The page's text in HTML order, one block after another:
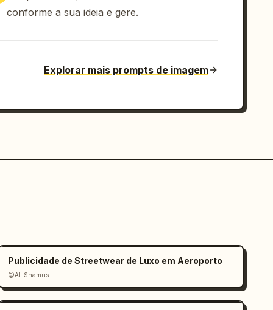
conforme a sua ideia e gere.
Explorar mais prompts de imagem
Publicidade de Streetwear de Luxo em Aeroporto
@Al-Shamus